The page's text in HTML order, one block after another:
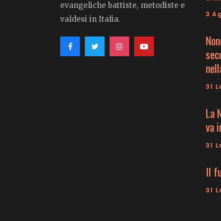
prodotto
evangeliche battiste, metodiste e
valdesi in Italia.
3
31
La
va
31
Il
31